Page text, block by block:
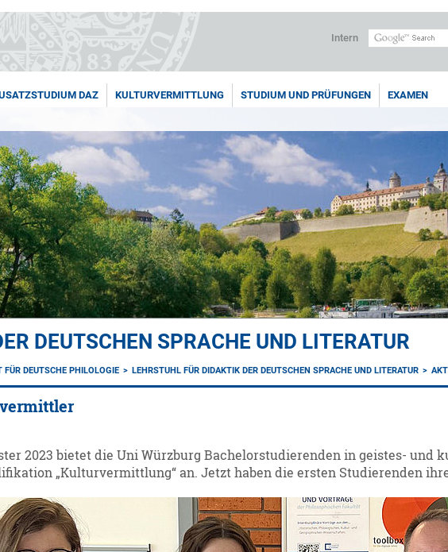
Intern
DAZ KULTURVERMITTLUNG STUDIUM UND PRÜFUNGEN
EXAMEN
DEUTSCHEN SPRACHE UND LITERATUR
FÜR DEUTSCHE PHILOLOGIE LEHRSTUHL FÜR DIDAKTIK DER DEUTSCHEN SPRACHE UND LITERATUR
2023 bietet die Uni Würzburg Bachelorstudierenden in geistes- und
„Kulturvermittlung“ an. Jetzt haben die ersten Studierenden